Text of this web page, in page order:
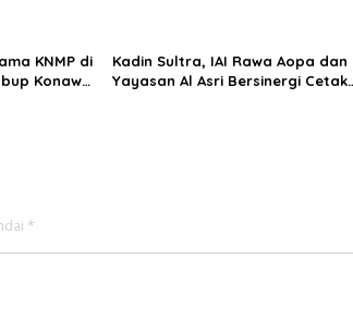
KNMP di
Konawe
Kadin Sultra, IAI Rawa Aopa dan
Yayasan Al Asri Bersinergi Cetak
*